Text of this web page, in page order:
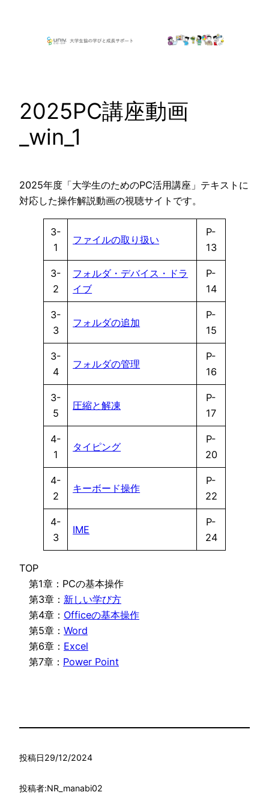
2025PC講座動画
_win_1
2025年度「大学生のためのPC活用講座」テキストに
対応した操作解説動画の視聴サイトです。
3-
1
ファイルの取り扱い
P-
13
3-
2
フォルダ・デバイス・ドラ
イブ
P-
14
3-
3
フォルダの追加
P-
15
3-
4
フォルダの管理
P-
16
3-
5
圧縮と解凍
P-
17
4-
1
タイピング
P-
20
4-
2
キーボード操作
P-
22
4-
3
IME
P-
24
TOP
第1章：PCの基本操作
第3章： 新しい学び方
第4章： Officeの基本操作
第5章： Word
第6章： Excel
第7章： Power Point
投稿日29/12/2024
投稿者:NR_manabi02